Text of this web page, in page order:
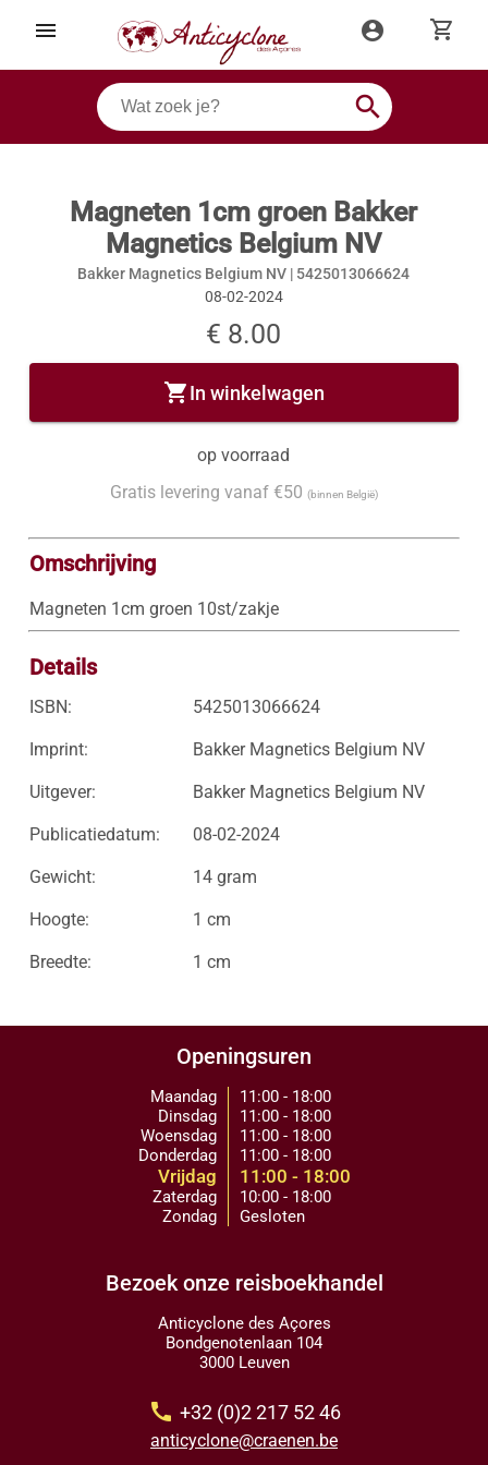
menu account_circle shopping_cart
search
Magneten 1cm groen Bakker
Magnetics Belgium NV
Bakker Magnetics Belgium NV | 5425013066624
08-02-2024
€ 8.00
shopping_cartIn winkelwagen
op voorraad
Gratis levering vanaf €50 (binnen België)
Omschrijving
Magneten 1cm groen 10st/zakje
Details
ISBN: 5425013066624
Imprint: Bakker Magnetics Belgium NV
Uitgever: Bakker Magnetics Belgium NV
Publicatiedatum: 08-02-2024
Gewicht: 14 gram
Hoogte: 1 cm
Breedte: 1 cm
Openingsuren
Maandag
Dinsdag
Woensdag
Donderdag
Vrijdag
Zaterdag
Zondag
11:00 - 18:00
11:00 - 18:00
11:00 - 18:00
11:00 - 18:00
11:00 - 18:00
10:00 - 18:00
Gesloten
Bezoek onze reisboekhandel
Anticyclone des Açores
Bondgenotenlaan 104
3000 Leuven
call +32 (0)2 217 52 46
anticyclone@craenen.be